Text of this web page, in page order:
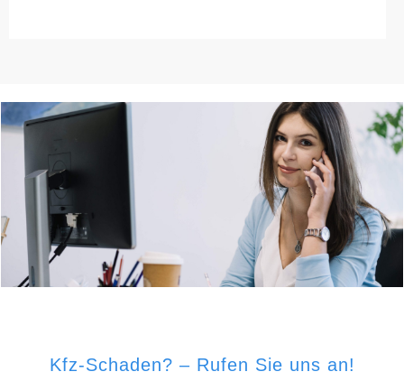
Kfz-Schaden? – Rufen Sie uns an!